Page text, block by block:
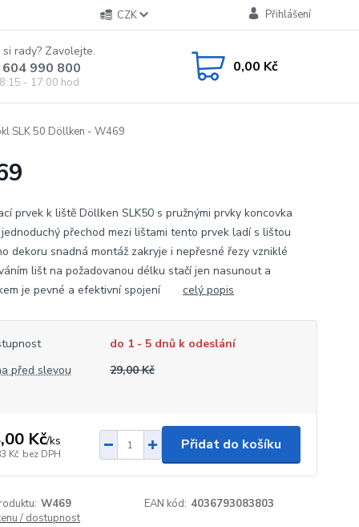
CZK Přihlášení
rady? Zavolejte.
990 800
- 17:00 hod
0,00 Kč
SLK 50 Döllken - W469
prvek k liště Döllken SLK50 s pružnými prvky koncovka
přechod mezi lištami tento prvek ladí s lištou
dekoru snadná montáž zakryje i nepřesné řezy vzniklé
lišt na požadovanou délku stačí jen nasunout a
je pevné a efektivní spojení celý popis
do 1 - 5 dnů k odeslání
před slevou
29,00 Kč
Kč/ks
Kč bez DPH
Přidat do košíku
W469 EAN kód: 4036793083803
/ dostupnost